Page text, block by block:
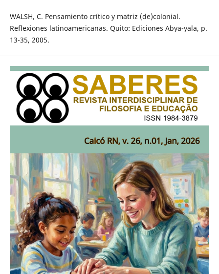
WALSH, C. Pensamiento crítico y matriz (de)colonial.
Reflexiones latinoamericanas. Quito: Ediciones Abya-yala, p.
13-35, 2005.